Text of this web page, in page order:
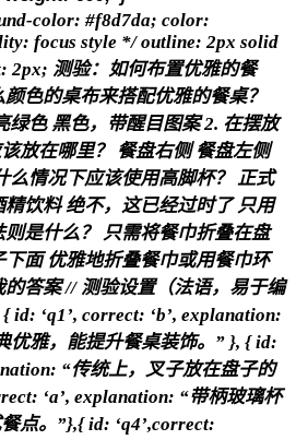
color: #f8d7da; color:
focus style */ outline: 2px solid
2px; 测验：如何布置优雅的餐
色的桌布来搭配优雅的餐桌？
绿色 黑色，带醒目图案 2. 在摆放
放在哪里？ 餐盘右侧 餐盘左侧
么情况下应该使用高脚杯？ 正式
饮料 绝不，这已经过时了 只用
则是什么？ 只需将餐巾折叠在盘
面 优雅地折叠餐巾或用餐巾环
答案 // 测验设置（法语，易于编
id: ‘q1’, correct: ‘b’, explanation:
优雅，能提升餐桌装饰。” }, { id:
“传统上，叉子放在盘子的
‘a’, explanation: “带柄玻璃杯
点。”},{ id: ‘q4’,correct: